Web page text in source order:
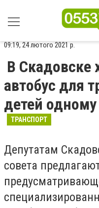
09:19, 24 лютого 2021 р.
В Скадовске
автобус для
детей одному
ТРАНСПОРТ
Депутатам
совета